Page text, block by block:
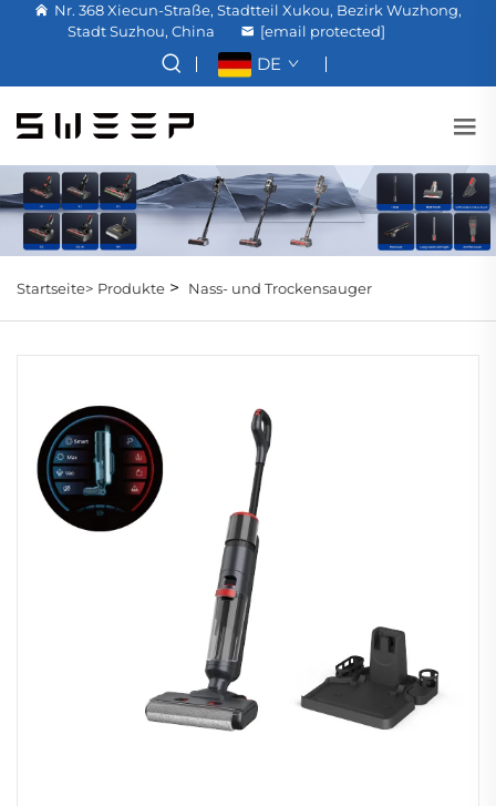
Nr. 368 Xiecun-Straße, Stadtteil Xukou, Bezirk Wuzhong,
Stadt Suzhou, China
[email protected]
DE
Startseite> Produkte > Nass- und Trockensauger